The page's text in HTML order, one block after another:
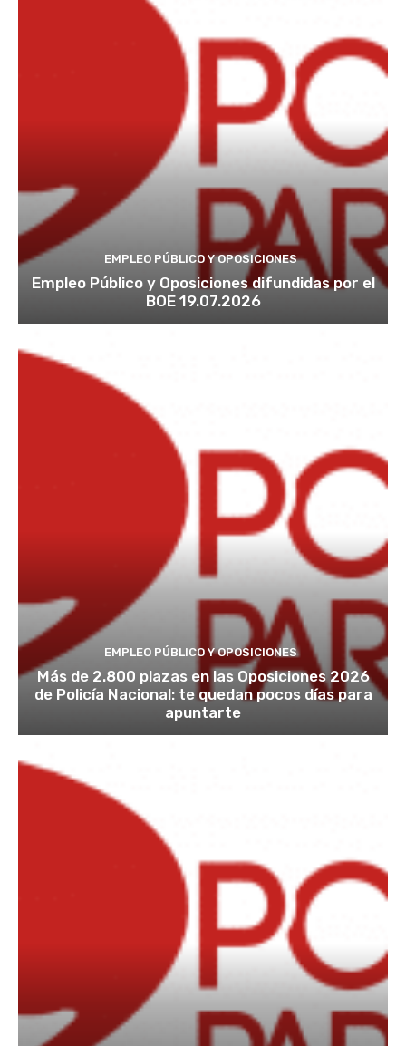
EMPLEO PÚBLICO Y OPOSICIONES
Empleo Público y Oposiciones difundidas por el
BOE 19.07.2026
EMPLEO PÚBLICO Y OPOSICIONES
Más de 2.800 plazas en las Oposiciones 2026
de Policía Nacional: te quedan pocos días para
apuntarte